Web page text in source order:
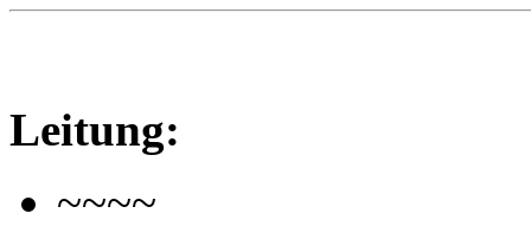
Leitung:
~~~~